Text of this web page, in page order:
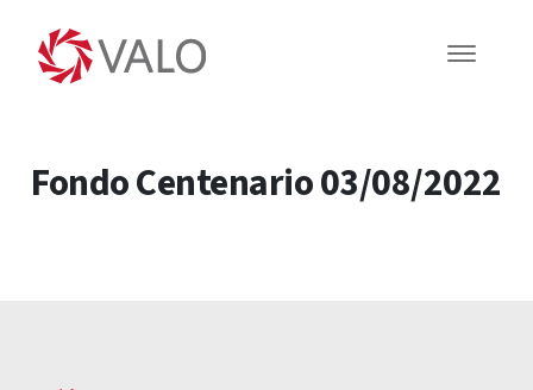
Fondo Centenario 03/08/2022